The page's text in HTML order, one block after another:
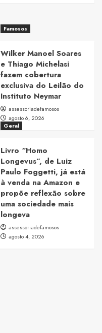
Famosos
Wilker Manoel Soares
e Thiago Michelasi
fazem cobertura
exclusiva do Leilão do
Instituto Neymar
assessoriadefamosos
agosto 6, 2026
Geral
Livro “Homo
Longevus”, de Luiz
Paulo Foggetti, já está
à venda na Amazon e
propõe reflexão sobre
uma sociedade mais
longeva
assessoriadefamosos
agosto 4, 2026